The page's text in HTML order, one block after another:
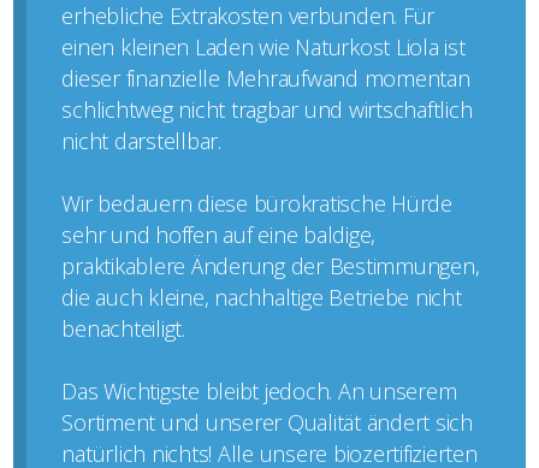
erhebliche Extrakosten verbunden. Für
einen kleinen Laden wie Naturkost Liola ist
dieser finanzielle Mehraufwand momentan
schlichtweg nicht tragbar und wirtschaftlich
nicht darstellbar.
Wir bedauern diese bürokratische Hürde
sehr und hoffen auf eine baldige,
praktikablere Änderung der Bestimmungen,
die auch kleine, nachhaltige Betriebe nicht
benachteiligt.
Das Wichtigste bleibt jedoch. An unserem
Sortiment und unserer Qualität ändert sich
natürlich nichts! Alle unsere biozertifizierten